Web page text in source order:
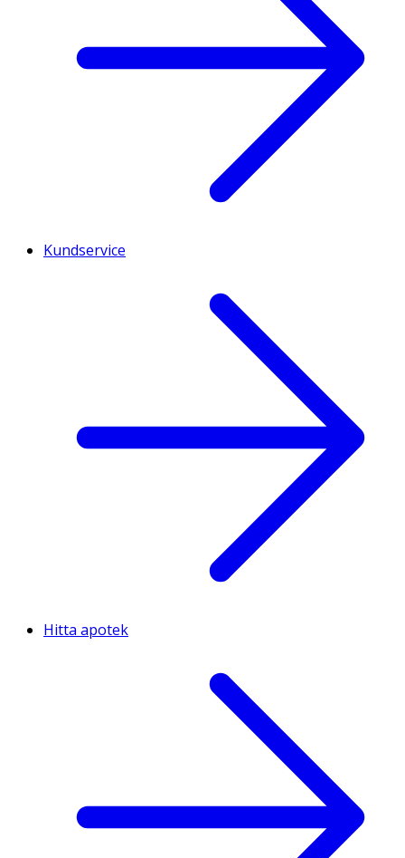
Kundservice
Hitta apotek